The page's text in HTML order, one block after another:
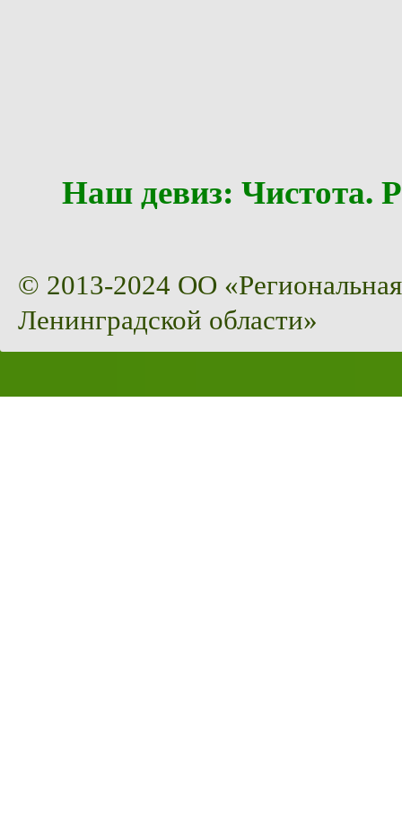
Наш девиз:
© 2013-2024 ОО
Ленинградской области»